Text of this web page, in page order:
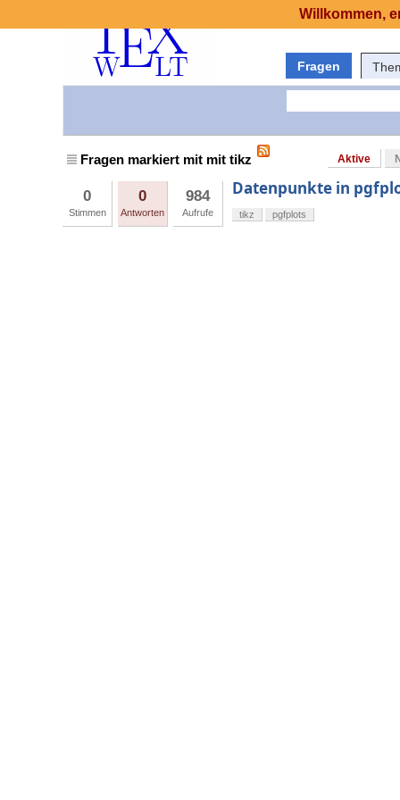
Fragen
Fragen markiert mit mit tikz Aktive
0
Stimmen
0
Antworten
984
Aufrufe
Datenpunkte in
tikz pgfplots
Willkommen,